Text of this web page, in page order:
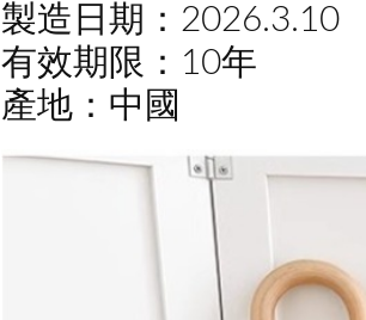
製造日期：2026.3.10
有效期限：10年
產地：中國